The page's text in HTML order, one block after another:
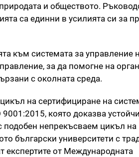
и обществото.
са единни в усилията си за
към системата за управление
за да помогне на
с околната среда.
на сертифициране на
която доказва
подобен непрекъсваем цикъл на
български университети с
експертите от Международната